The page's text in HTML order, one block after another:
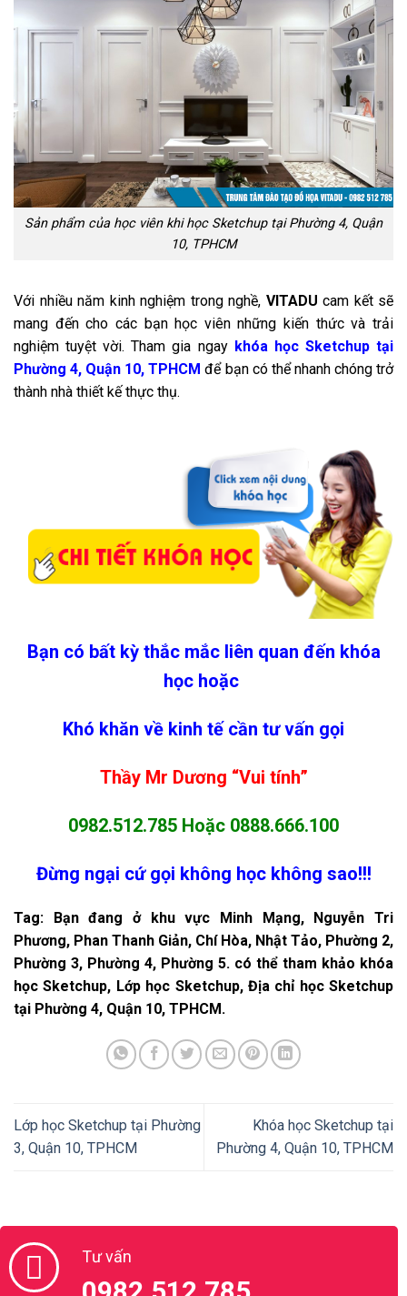
Sản phẩm của học viên khi học Sketchup tại Phường 4, Quận
10, TPHCM
Với nhiều năm kinh nghiệm trong nghề, VITADU cam kết sẽ
mang đến cho các bạn học viên những kiến thức và trải
nghiệm tuyệt vời. Tham gia ngaykhóa học Sketchup tại
Phường 4, Quận 10, TPHCM để bạn có thể nhanh chóng trở
thành nhà thiết kế thực thụ.
Bạn có bất kỳ thắc mắc liên quan đến khóa
học hoặc
Khó khăn về kinh tế cần tư vấn gọi
Thầy Mr Dương “Vui tính”
0982.512.785 Hoặc 0888.666.100
Đừng ngại cứ gọi không học không sao!!!
Tag: Bạn đang ở khu vực Minh Mạng, Nguyễn Tri
Phương, Phan Thanh Giản, Chí Hòa, Nhật Tảo, Phường 2,
Phường 3, Phường 4, Phường 5. có thể tham khảo khóa
học Sketchup, Lớp học Sketchup, Địa chỉ học Sketchup
tại Phường 4, Quận 10, TPHCM.
Lớp học Sketchup tại Phường
3, Quận 10, TPHCM
Khóa học Sketchup tại
Phường 4, Quận 10, TPHCM
Tư vấn